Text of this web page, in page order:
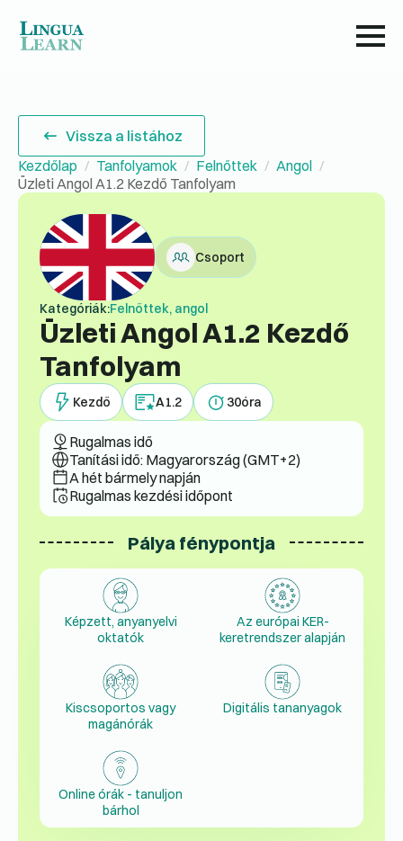
Vissza a listához
Kezdőlap
Tanfolyamok Felnőttek
Angol
Üzleti Angol A1.2 Kezdő Tanfolyam
Csoport
Kategóriák:Felnőttek, angol
Üzleti Angol A1.2 Kezdő
Tanfolyam
Kezdő A1.2 30óra
Rugalmas idő
Tanítási idő: Magyarország (GMT+2)
A hét bármely napján
Rugalmas kezdési időpont
Pálya fénypontja
Képzett, anyanyelvi
oktatók
Az európai KER-
keretrendszer alapján
Kiscsoportos vagy
magánórák
Digitális tananyagok
Online órák - tanuljon
bárhol